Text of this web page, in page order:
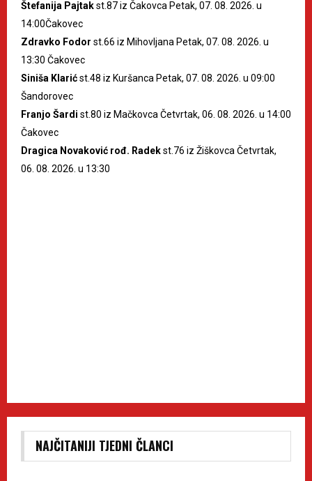
Štefanija Pajtakst.87 iz Čakovca Petak, 07. 08. 2026. u
14:00Čakovec
Zdravko Fodor st.66 iz Mihovljana Petak, 07. 08. 2026. u
13:30 Čakovec
Siniša Klarićst.48 iz Kuršanca Petak, 07. 08. 2026. u 09:00
Šandorovec
Franjo Šardi st.80 iz Mačkovca Četvrtak, 06. 08. 2026. u 14:00
Čakovec
Dragica Novaković rođ. Radekst.76 iz Žiškovca Četvrtak,
06. 08. 2026. u 13:30
NAJČITANIJI TJEDNI ČLANCI